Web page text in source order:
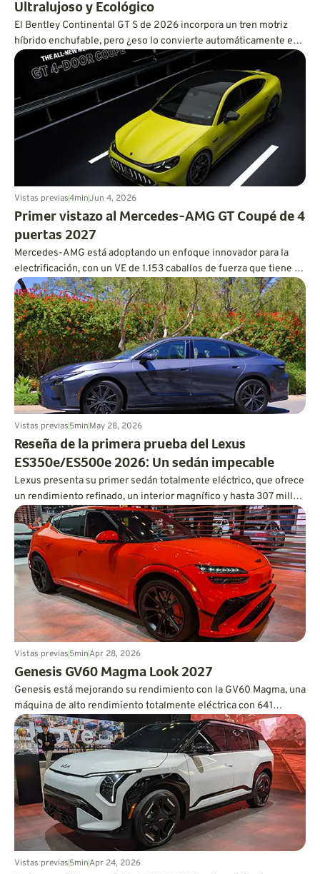
Ultralujoso y Ecológico
El Bentley Continental GT S de 2026 incorpora un tren motriz
híbrido enchufable, pero ¿eso lo convierte automáticamente en
un tren motriz eficiente?
Vistas previas4minJun 4, 2026
Primer vistazo al Mercedes-AMG GT Coupé de 4
puertas 2027
Mercedes-AMG está adoptando un enfoque innovador para la
electrificación, con un VE de 1.153 caballos de fuerza que tiene el
corazón y el alma de un V8.
Vistas previas5minMay 28, 2026
Reseña de la primera prueba del Lexus
ES350e/ES500e 2026: Un sedán impecable
Lexus presenta su primer sedán totalmente eléctrico, que ofrece
un rendimiento refinado, un interior magnífico y hasta 307 millas
de autonomía.
Vistas previas5minApr 28, 2026
Genesis GV60 Magma Look 2027
Genesis está mejorando su rendimiento con la GV60 Magma, una
máquina de alto rendimiento totalmente eléctrica con 641
caballos de fuerza y credenciales de pista.
Vistas previas5minApr 24, 2026